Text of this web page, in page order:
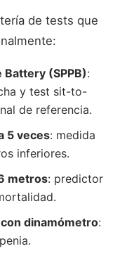
de tests que
(SPPB):
y test sit-to-
de referencia.
5 veces: medida
inferiores.
metros: predictor
dinamómetro: